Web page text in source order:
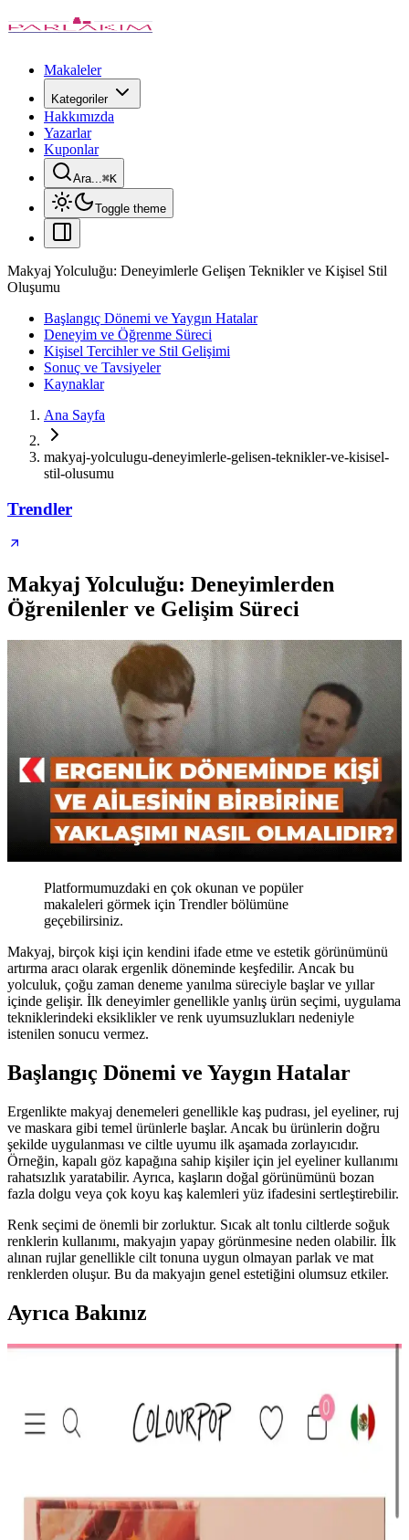
Makaleler
Kategoriler
Hakkımızda
Yazarlar
Kuponlar
Ara...⌘K
Toggle theme
Makyaj Yolculuğu: Deneyimlerle Gelişen Teknikler ve Kişisel Stil
Oluşumu
Başlangıç Dönemi ve Yaygın Hatalar
Deneyim ve Öğrenme Süreci
Kişisel Tercihler ve Stil Gelişimi
Sonuç ve Tavsiyeler
Kaynaklar
Ana Sayfa
makyaj-yolculugu-deneyimlerle-gelisen-teknikler-ve-kisisel-
stil-olusumu
Trendler
Makyaj Yolculuğu: Deneyimlerden
Öğrenilenler ve Gelişim Süreci
Platformumuzdaki en çok okunan ve popüler
makaleleri görmek için Trendler bölümüne
geçebilirsiniz.
Makyaj, birçok kişi için kendini ifade etme ve estetik görünümünü
artırma aracı olarak ergenlik döneminde keşfedilir. Ancak bu
yolculuk, çoğu zaman deneme yanılma süreciyle başlar ve yıllar
içinde gelişir. İlk deneyimler genellikle yanlış ürün seçimi, uygulama
tekniklerindeki eksiklikler ve renk uyumsuzlukları nedeniyle
istenilen sonucu vermez.
Başlangıç Dönemi ve Yaygın Hatalar
Ergenlikte makyaj denemeleri genellikle kaş pudrası, jel eyeliner, ruj
ve maskara gibi temel ürünlerle başlar. Ancak bu ürünlerin doğru
şekilde uygulanması ve ciltle uyumu ilk aşamada zorlayıcıdır.
Örneğin, kapalı göz kapağına sahip kişiler için jel eyeliner kullanımı
rahatsızlık yaratabilir. Ayrıca, kaşların doğal görünümünü bozan
fazla dolgu veya çok koyu kaş kalemleri yüz ifadesini sertleştirebilir.
Renk seçimi de önemli bir zorluktur. Sıcak alt tonlu ciltlerde soğuk
renklerin kullanımı, makyajın yapay görünmesine neden olabilir. İlk
alınan rujlar genellikle cilt tonuna uygun olmayan parlak ve mat
renklerden oluşur. Bu da makyajın genel estetiğini olumsuz etkiler.
Ayrıca Bakınız
HBTasarim Fix 13’lü Kahverengi Fırça Seti, çeşitli makyaj
tekniklerine uygun, doğal kıllı ve kullanışlı fırçalar içerir, cilt dostu
The Glitter Lab Jel Formlu Parlak Glitter Paradise
Renkli Çok Yönlü Kullanım İçin